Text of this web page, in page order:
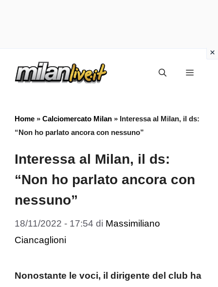
Menu
Home » Calciomercato Milan » Interessa al Milan, il ds:
“Non ho parlato ancora con nessuno”
Interessa al Milan, il ds:
“Non ho parlato ancora con
nessuno”
18/11/2022 - 17:54 di Massimiliano
Ciancaglioni
Nonostante le voci, il dirigente del club ha